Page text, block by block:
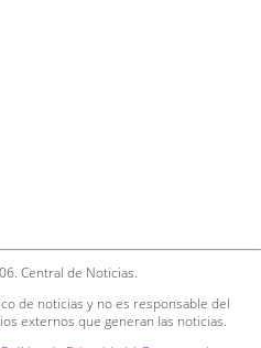
Central de Noticias.
de noticias y no es responsable del
externos que generan las noticias.